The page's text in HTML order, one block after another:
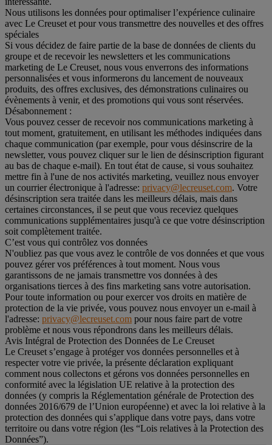
Nous utilisons les données pour optimaliser l’expérience culinaire
avec Le Creuset et pour vous transmettre des nouvelles et des offres
spéciales
Si vous décidez de faire partie de la base de données de clients du
groupe et de recevoir les newsletters et les communications
marketing de Le Creuset, nous vous enverrons des informations
personnalisées et vous informerons du lancement de nouveaux
produits, des offres exclusives, des démonstrations culinaires ou
évènements à venir, et des promotions qui vous sont réservées.
Désabonnement :
Vous pouvez cesser de recevoir nos communications marketing à
tout moment, gratuitement, en utilisant les méthodes indiquées dans
chaque communication (par exemple, pour vous désinscrire de la
newsletter, vous pouvez cliquer sur le lien de désinscription figurant
au bas de chaque e-mail). En tout état de cause, si vous souhaitez
mettre fin à l'une de nos activités marketing, veuillez nous envoyer
un courrier électronique à l'adresse: privacy@lecreuset.com. Votre
désinscription sera traitée dans les meilleurs délais, mais dans
certaines circonstances, il se peut que vous receviez quelques
communications supplémentaires jusqu'à ce que votre désinscription
soit complètement traitée.
C’est vous qui contrôlez vos données
N'oubliez pas que vous avez le contrôle de vos données et que vous
pouvez gérer vos préférences à tout moment. Nous vous
garantissons de ne jamais transmettre vos données à des
organisations tierces à des fins marketing sans votre autorisation.
Pour toute information ou pour exercer vos droits en matière de
protection de la vie privée, vous pouvez nous envoyer un e-mail à
l'adresse: privacy@lecreuset.com pour nous faire part de votre
problème et nous vous répondrons dans les meilleurs délais.
Avis Intégral de Protection des Données de Le Creuset
Le Creuset s’engage à protéger vos données personnelles et à
respecter votre vie privée, la présente déclaration expliquant
comment nous collectons et gérons vos données personnelles en
conformité avec la législation UE relative à la protection des
données (y compris la Réglementation générale de Protection des
données 2016/679 de l’Union européenne) et avec la loi relative à la
protection des données qui s’applique dans votre pays, dans votre
territoire ou dans votre région (les “Lois relatives à la Protection des
Données”).